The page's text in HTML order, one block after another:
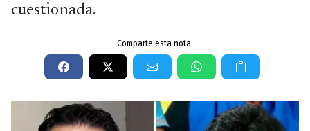
cuestionada.
Comparte esta nota: